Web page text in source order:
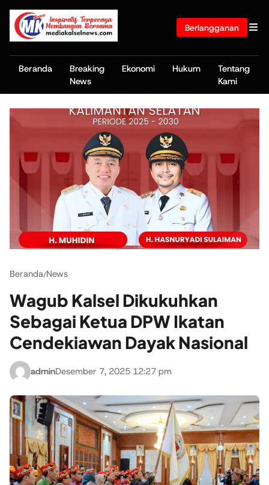
Berlangganan
Beranda
Breaking
News
Ekonomi Hukum
Tentang
Kami
Beranda/News
Wagub Kalsel Dikukuhkan
Sebagai Ketua DPW Ikatan
Cendekiawan Dayak Nasional
adminDesember 7, 2025 12:27 pm